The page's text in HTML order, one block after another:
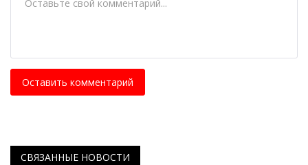
Оставить комментарий
СВЯЗАННЫЕ НОВОСТИ